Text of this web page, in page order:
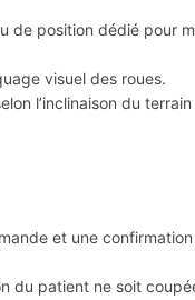
de position dédié pour
visuel des roues.
l’inclinaison du terrain
et une confirmation
du patient ne soit